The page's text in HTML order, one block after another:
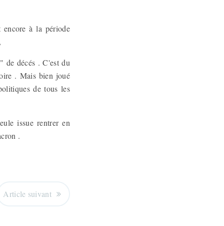
à la période
de décés . C'est du
. Mais bien joué
de tous les
issue rentrer en
.
Article suivant